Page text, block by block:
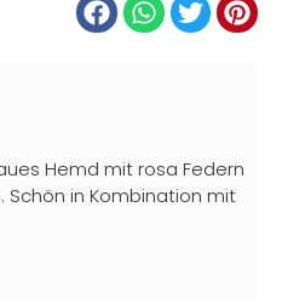
Hemd mit rosa Federn
in Kombination mit